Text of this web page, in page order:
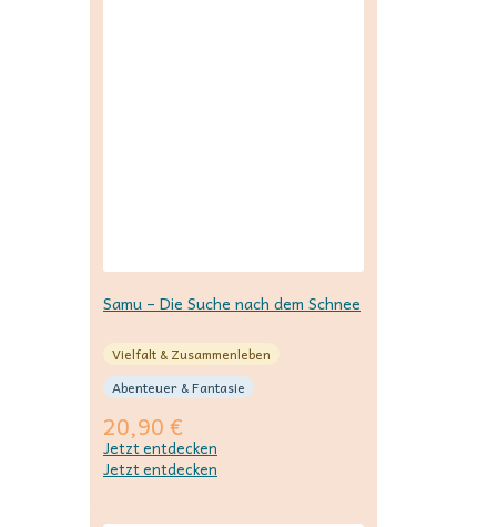
Samu – Die Suche nach dem Schnee
Vielfalt & Zusammenleben
Abenteuer & Fantasie
20,90€
Jetzt entdecken
Jetzt entdecken